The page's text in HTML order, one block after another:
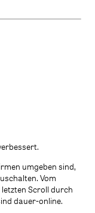
umgeben sind,
Vom
Scroll durch
dauer-online.